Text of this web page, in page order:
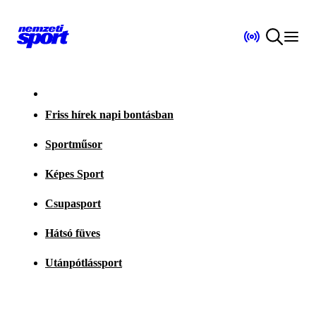
Friss hírek napi bontásban
Sportműsor
Képes Sport
Csupasport
Hátsó füves
Utánpótlássport